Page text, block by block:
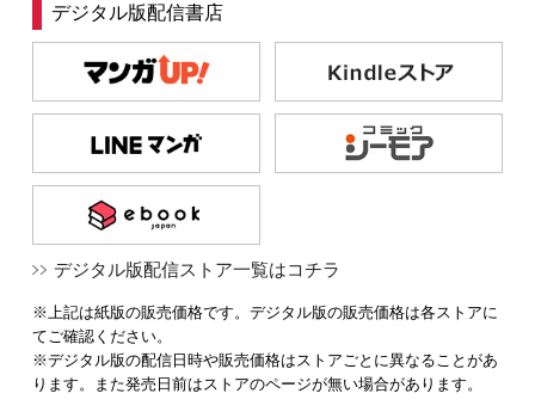
デジタル版配信書店
デジタル版配信ストア一覧はコチラ
※上記は紙版の販売価格です。デジタル版の販売価格は各ストアに
てご確認ください。
※デジタル版の配信日時や販売価格はストアごとに異なることがあ
ります。また発売日前はストアのページが無い場合があります。